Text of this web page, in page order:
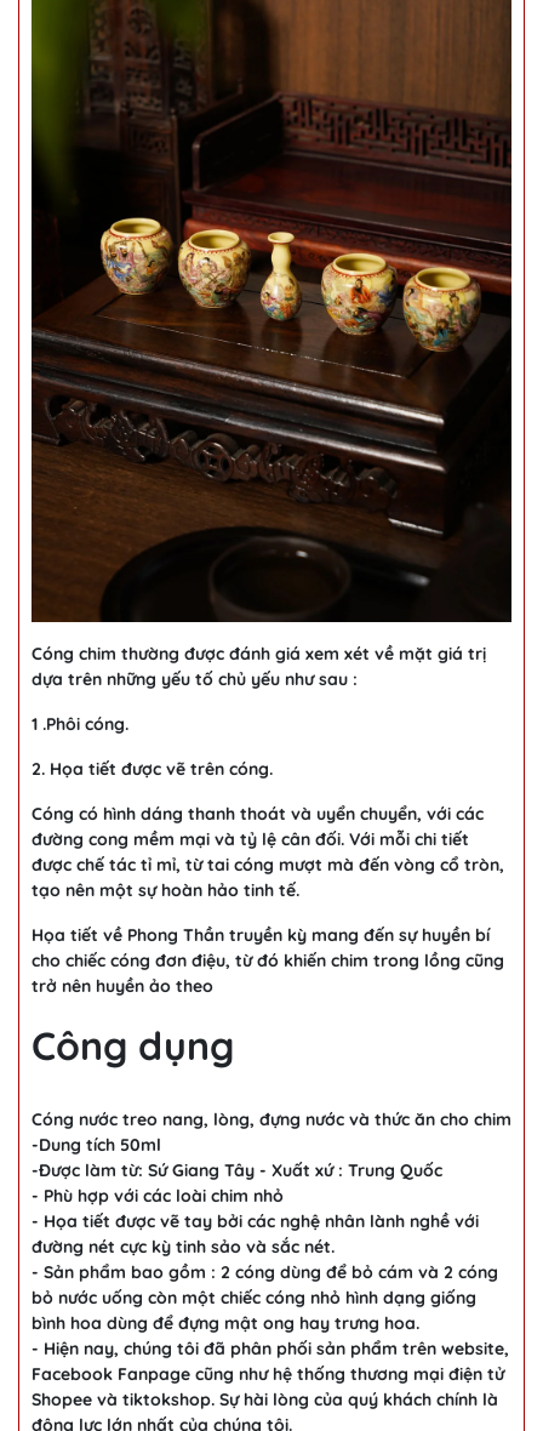
Cóng chim thường được đánh giá xem xét về mặt giá trị
dựa trên những yếu tố chủ yếu như sau :
1 .Phôi cóng.
2. Họa tiết được vẽ trên cóng.
Cóng có hình dáng thanh thoát và uyển chuyển, với các
đường cong mềm mại và tỷ lệ cân đối. Với mỗi chi tiết
được chế tác tỉ mỉ, từ tai cóng mượt mà đến vòng cổ tròn,
tạo nên một sự hoàn hảo tinh tế.
Họa tiết về Phong Thần truyền kỳ mang đến sự huyền bí
cho chiếc cóng đơn điệu, từ đó khiến chim trong lồng cũng
trở nên huyền ảo theo
Công dụng
Cóng nước treo nang, lòng, đựng nước và thức ăn cho chim
-Dung tích 50ml
-Được làm từ: Sứ Giang Tây - Xuất xứ : Trung Quốc
- Phù hợp với các loài chim nhỏ
- Họa tiết được vẽ tay bởi các nghệ nhân lành nghề với
đường nét cực kỳ tinh sảo và sắc nét.
- Sản phẩm bao gồm : 2 cóng dùng để bỏ cám và 2 cóng
bỏ nước uống còn một chiếc cóng nhỏ hình dạng giống
bình hoa dùng để đựng mật ong hay trưng hoa.
- Hiện nay, chúng tôi đã phân phối sản phẩm trên website,
Facebook Fanpage cũng như hệ thống thương mại điện tử
Shopee và tiktokshop. Sự hài lòng của quý khách chính là
động lực lớn nhất của chúng tôi.